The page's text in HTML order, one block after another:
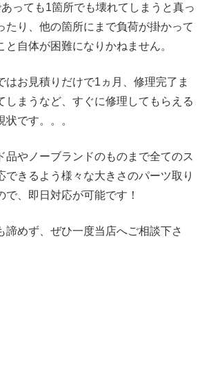
っても1箇所でも壊れてしまうと真っ
たり、他の箇所にまで負荷が掛かって
と自体が困難になりかねません。
はお見積りだけで1ヵ月、修理完了ま
しまうなど、すぐに修理してもらえる
状です。。。
品やノーブランドのものまで全てのス
できるよう様々な大きさのパーツ取り
で、即日対応が可能です！
諦めず、ぜひ一度当店へご相談下さ